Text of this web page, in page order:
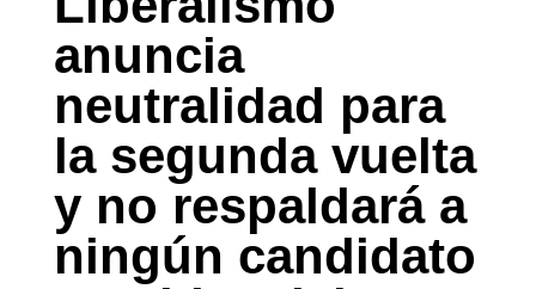
anuncia
neutralidad para
la segunda vuelta
y no respaldará a
ningún candidato